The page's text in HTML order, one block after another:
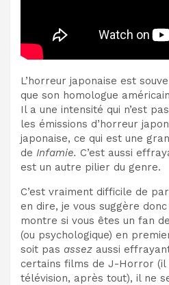
L’horreur japonaise est
que son homologue
Il a une intensité qui n’est
les émissions d’horreur
japonaise, ce qui est une
de Infamie. C’est aussi
est un autre pilier du genre.
C’est vraiment difficile de
en dire, je vous suggère
montre si vous êtes un fan
(ou psychologique) en
soit pas assez aussi
certains films de J-Horror
télévision, après tout), il ne